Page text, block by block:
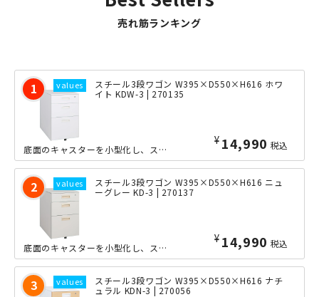
売れ筋ランキング
スチール3段ワゴン W395×D550×H616 ホワ
イト KDW-3 | 270135
¥ 14,990 税込
底面のキャスターを小型化し、スチールワゴンの収納スペースを、さらに拡大した新モデ...
スチール3段ワゴン W395×D550×H616 ニュ
ーグレー KD-3 | 270137
¥ 14,990 税込
底面のキャスターを小型化し、スチールワゴンの収納スペースを、さらに拡大した新モデ...
スチール3段ワゴン W395×D550×H616 ナチ
ュラル KDN-3 | 270056